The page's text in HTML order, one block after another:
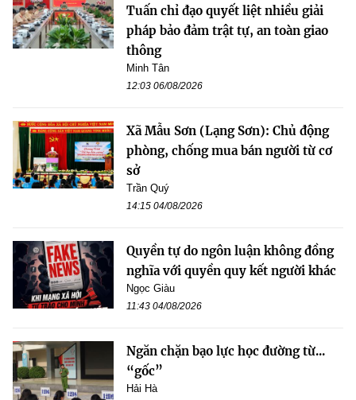
Tuấn chỉ đạo quyết liệt nhiều giải
pháp bảo đảm trật tự, an toàn giao
thông
Minh Tân
12:03 06/08/2026
Xã Mẫu Sơn (Lạng Sơn): Chủ động
phòng, chống mua bán người từ cơ
sở
Trần Quý
14:15 04/08/2026
Quyền tự do ngôn luận không đồng
nghĩa với quyền quy kết người khác
Ngọc Giàu
11:43 04/08/2026
Ngăn chặn bạo lực học đường từ...
“gốc”
Hải Hà